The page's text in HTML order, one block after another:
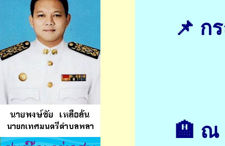
📌 ก
🏨 ณ